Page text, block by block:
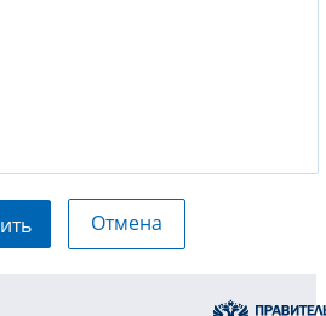
Отмена